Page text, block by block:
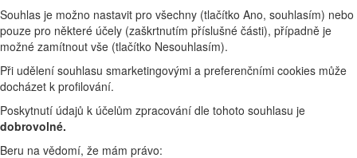
Souhlas je možno nastavit pro všechny (tlačítko Ano, souhlasím) nebo
pouze pro některé účely (zaškrtnutím příslušné části), případně je
možné zamítnout vše (tlačítko Nesouhlasím).
Při udělení souhlasu smarketingovými a preferenčními cookies může
docházet k profilování.
Poskytnutí údajů k účelům zpracování dle tohoto souhlasu je
dobrovolné.
Beru na vědomí, že mám právo: